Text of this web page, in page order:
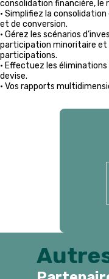
consolidation financière, le
• Simplifiez la
et de conversion.
• Gérez les scénarios
participation minoritaire et
participations.
• Effectuez les
devise.
• Vos rapports